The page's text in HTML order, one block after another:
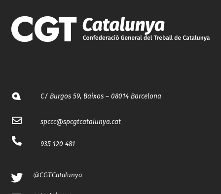
C/ Burgos 59, Baixos – 08014 Barcelona
spccc@spcgtcatalunya.cat
935 120 481
@CGTCatalunya